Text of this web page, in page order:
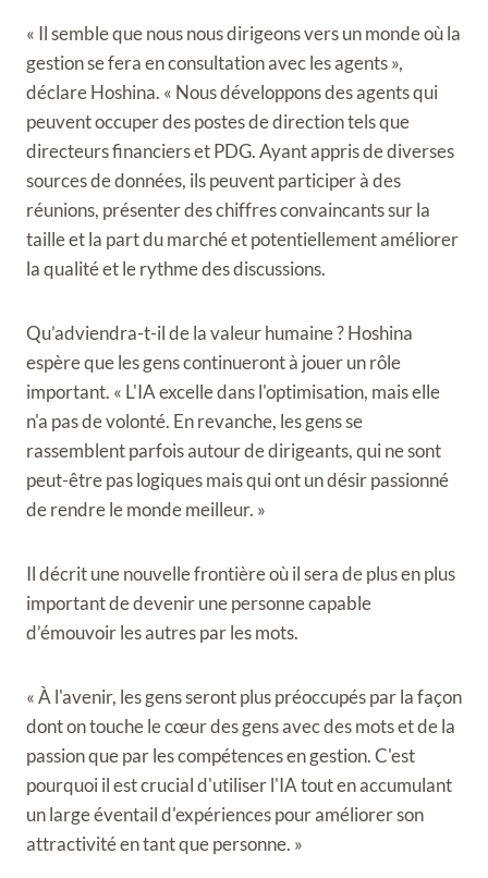
« Il semble que nous nous dirigeons vers un monde où la
gestion se fera en consultation avec les agents »,
déclare Hoshina. « Nous développons des agents qui
peuvent occuper des postes de direction tels que
directeurs financiers et PDG. Ayant appris de diverses
sources de données, ils peuvent participer à des
réunions, présenter des chiffres convaincants sur la
taille et la part du marché et potentiellement améliorer
la qualité et le rythme des discussions.
Qu’adviendra-t-il de la valeur humaine ? Hoshina
espère que les gens continueront à jouer un rôle
important. « L'IA excelle dans l'optimisation, mais elle
n'a pas de volonté. En revanche, les gens se
rassemblent parfois autour de dirigeants, qui ne sont
peut-être pas logiques mais qui ont un désir passionné
de rendre le monde meilleur. »
Il décrit une nouvelle frontière où il sera de plus en plus
important de devenir une personne capable
d’émouvoir les autres par les mots.
« À l'avenir, les gens seront plus préoccupés par la façon
dont on touche le cœur des gens avec des mots et de la
passion que par les compétences en gestion. C'est
pourquoi il est crucial d'utiliser l'IA tout en accumulant
un large éventail d'expériences pour améliorer son
attractivité en tant que personne. »